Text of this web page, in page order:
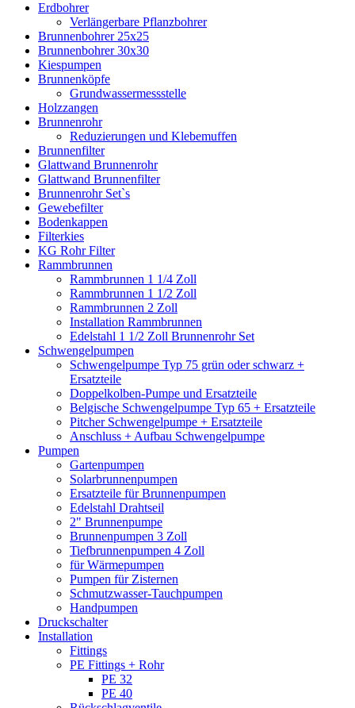
Erdbohrer
Verlängerbare Pflanzbohrer
Brunnenbohrer 25x25
Brunnenbohrer 30x30
Kiespumpen
Brunnenköpfe
Grundwassermessstelle
Holzzangen
Brunnenrohr
Reduzierungen und Klebemuffen
Brunnenfilter
Glattwand Brunnenrohr
Glattwand Brunnenfilter
Brunnenrohr Set`s
Gewebefilter
Bodenkappen
Filterkies
KG Rohr Filter
Rammbrunnen
Rammbrunnen 1 1/4 Zoll
Rammbrunnen 1 1/2 Zoll
Rammbrunnen 2 Zoll
Installation Rammbrunnen
Edelstahl 1 1/2 Zoll Brunnenrohr Set
Schwengelpumpen
Schwengelpumpe Typ 75 grün oder schwarz +
Ersatzteile
Doppelkolben-Pumpe und Ersatzteile
Belgische Schwengelpumpe Typ 65 + Ersatzteile
Pitcher Schwengelpumpe + Ersatzteile
Anschluss + Aufbau Schwengelpumpe
Pumpen
Gartenpumpen
Solarbrunnenpumpen
Ersatzteile für Brunnenpumpen
Edelstahl Drahtseil
2" Brunnenpumpe
Brunnenpumpen 3 Zoll
Tiefbrunnenpumpen 4 Zoll
für Wärmepumpen
Pumpen für Zisternen
Schmutzwasser-Tauchpumpen
Handpumpen
Druckschalter
Installation
Fittings
PE Fittings + Rohr
PE 32
PE 40